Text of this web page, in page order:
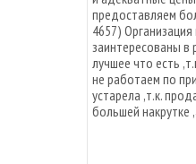
предоставляем
4657)
заинтересованы
лучшее что есть
не работаем по
устарела ,т.к.
большей накрутке